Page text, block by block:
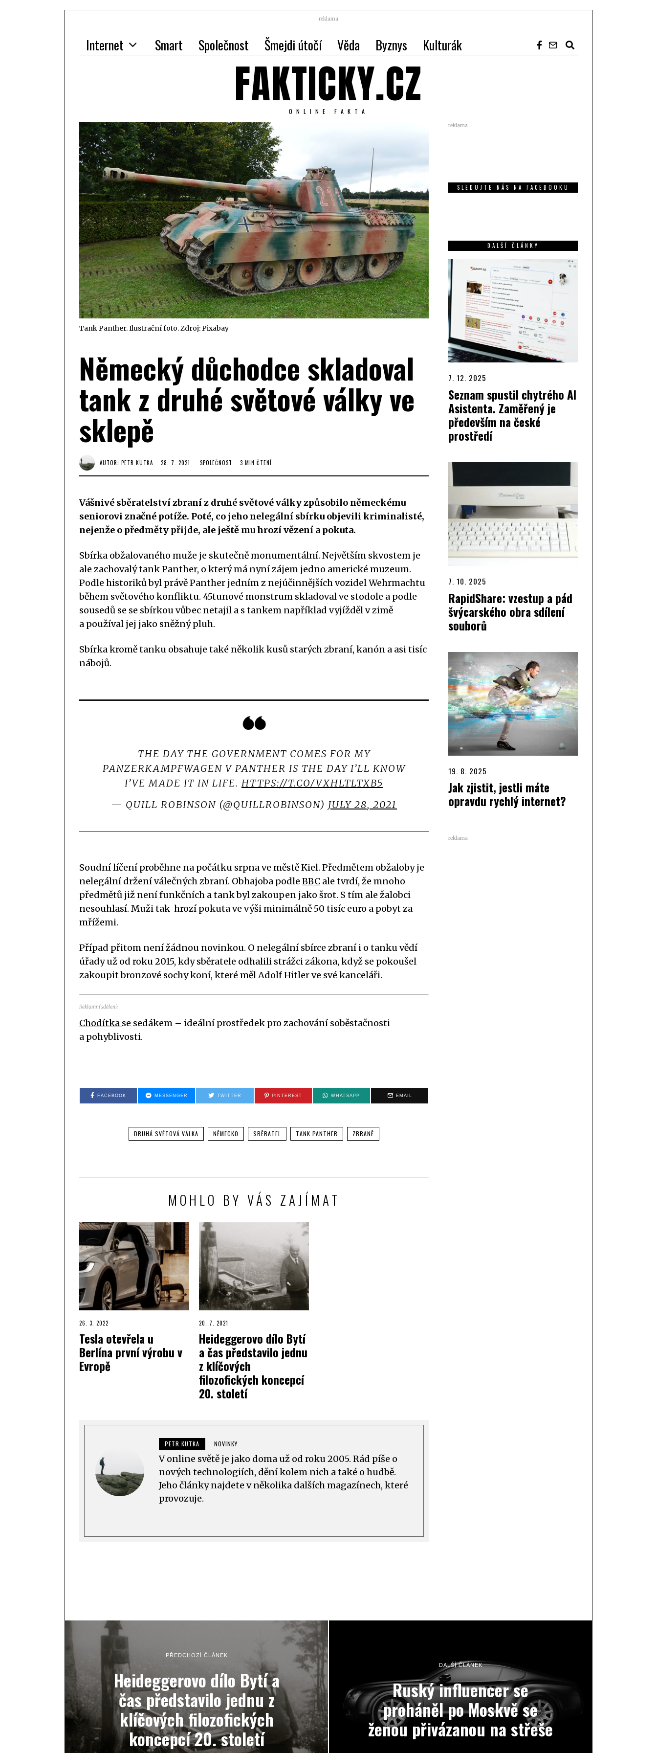
reklama
Internet Smart Společnost Šmejdi útočí Věda Byznys Kulturák
FAKTICKY.CZ
ONLINE FAKTA
Tank Panther. Ilustrační foto. Zdroj: Pixabay
Německý důchodce skladoval
tank z druhé světové války ve
sklepě
AUTOR: PETR KUTKA 28. 7. 2021 SPOLEČNOST 3 MIN ČTENÍ
Vášnivé sběratelství zbraní z druhé světové války způsobilo německému
seniorovi značné potíže. Poté, co jeho nelegální sbírku objevili kriminalisté,
nejenže o předměty přijde, ale ještě mu hrozí vězení a pokuta.
Sbírka obžalovaného muže je skutečně monumentální. Největším skvostem je
ale zachovalý tank Panther, o který má nyní zájem jedno americké muzeum.
Podle historiků byl právě Panther jedním z nejúčinnějších vozidel Wehrmachtu
během světového konfliktu. 45tunové monstrum skladoval ve stodole a podle
sousedů se se sbírkou vůbec netajil a s tankem například vyjížděl v zimě
a používal jej jako sněžný pluh.
Sbírka kromě tanku obsahuje také několik kusů starých zbraní, kanón a asi tisíc
nábojů.
THE DAY THE GOVERNMENT COMES FOR MY
PANZERKAMPFWAGEN V PANTHER IS THE DAY I’LL KNOW
I’VE MADE IT IN LIFE. HTTPS://T.CO/VXHLTLTXB5
— QUILL ROBINSON (@QUILLROBINSON) JULY 28, 2021
Soudní líčení proběhne na počátku srpna ve městě Kiel. Předmětem obžaloby je
nelegální držení válečných zbraní. Obhajoba podle BBC ale tvrdí, že mnoho
předmětů již není funkčních a tank byl zakoupen jako šrot. S tím ale žalobci
nesouhlasí. Muži tak hrozí pokuta ve výši minimálně 50 tisíc euro a pobyt za
mřížemi.
Případ přitom není žádnou novinkou. O nelegální sbírce zbraní i o tanku vědí
úřady už od roku 2015, kdy sběratele odhalili strážci zákona, když se pokoušel
zakoupit bronzové sochy koní, které měl Adolf Hitler ve své kanceláři.
Reklamní sdělení:
Chodítka se sedákem – ideální prostředek pro zachování soběstačnosti
a pohyblivosti.
FACEBOOK MESSENGER TWITTER PINTEREST WHATSAPP EMAIL
DRUHÁ SVĚTOVÁ VÁLKA NĚMECKO SBĚRATEL TANK PANTHER ZBRANĚ
MOHLO BY VÁS ZAJÍMAT
26. 3. 2022
Tesla otevřela u
Berlína první výrobu v
Evropě
20. 7. 2021
Heideggerovo dílo Bytí
a čas představilo jednu
z klíčových
filozofických koncepcí
20. století
PETR KUTKA NOVINKY
V online světě je jako doma už od roku 2005. Rád píše o
nových technologiích, dění kolem nich a také o hudbě.
Jeho články najdete v několika dalších magazínech, které
provozuje.
reklama
SLEDUJTE NÁS NA FACEBOOKU
DALŠÍ ČLÁNKY
7. 12. 2025
Seznam spustil chytrého AI
Asistenta. Zaměřený je
především na české
prostředí
7. 10. 2025
RapidShare: vzestup a pád
švýcarského obra sdílení
souborů
19. 8. 2025
Jak zjistit, jestli máte
opravdu rychlý internet?
reklama
PŘEDCHOZÍ ČLÁNEK
Heideggerovo dílo Bytí a
čas představilo jednu z
klíčových filozofických
koncepcí 20. století
DALŠÍ ČLÁNEK
Ruský influencer se
proháněl po Moskvě se
ženou přivázanou na střeše